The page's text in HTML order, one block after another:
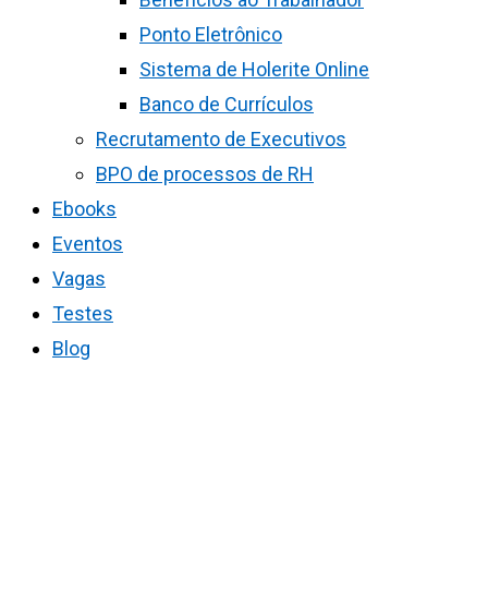
Ponto Eletrônico
Sistema de Holerite Online
Banco de Currículos
Recrutamento de Executivos
BPO de processos de RH
Ebooks
Eventos
Vagas
Testes
Blog